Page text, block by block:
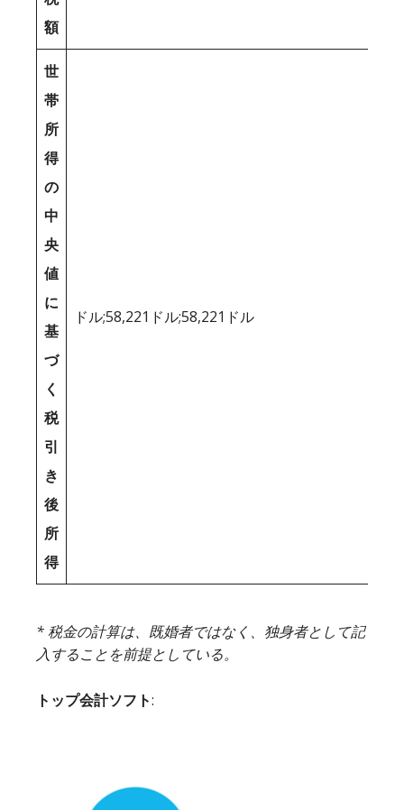
額
世
帯
所
得
の
中
央
値
に
基
づ
く
税
引
き
後
所
得
ドル;58,221ドル;58,221ドル
* 税金の計算は、既婚者ではなく、独身者として記
入することを前提としている。
トップ会計ソフト: